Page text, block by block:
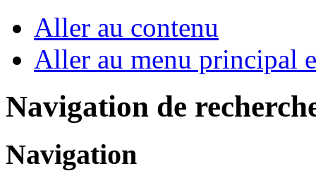
Aller au contenu
Aller au menu principal
Navigation de
Navigation